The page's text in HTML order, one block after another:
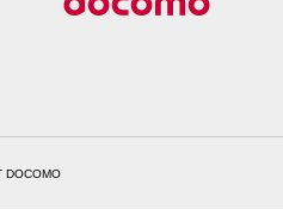
DOCOMO